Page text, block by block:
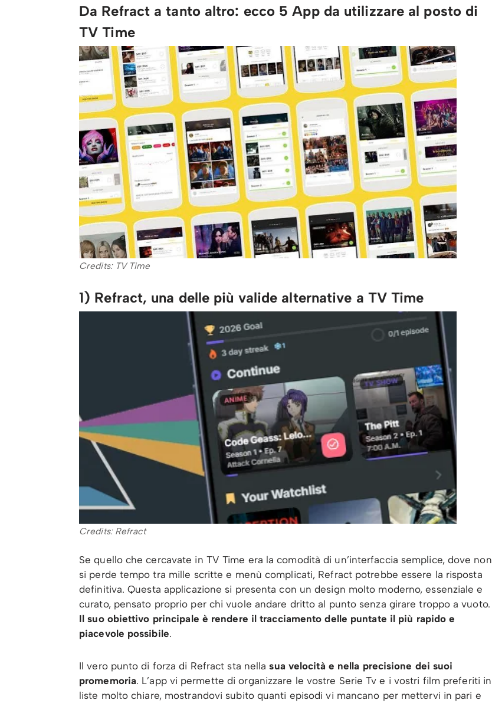
Da Refract a tanto altro: ecco 5 App da utilizzare al posto di
TV Time
Credits: TV Time
1) Refract, una delle più valide alternative a TV Time
Credits: Refract
Se quello che cercavate in TV Time era la comodità di un’interfaccia semplice, dove non
si perde tempo tra mille scritte e menù complicati, Refract potrebbe essere la risposta
definitiva. Questa applicazione si presenta con un design molto moderno, essenziale e
curato, pensato proprio per chi vuole andare dritto al punto senza girare troppo a vuoto.
Il suo obiettivo principale è rendere il tracciamento delle puntate il più rapido e
piacevole possibile.
Il vero punto di forza di Refract sta nellasua velocità e nella precisione dei suoi
promemoria. L’app vi permette di organizzare le vostre Serie Tv e i vostri film preferiti in
liste molto chiare, mostrandovi subito quanti episodi vi mancano per mettervi in pari e